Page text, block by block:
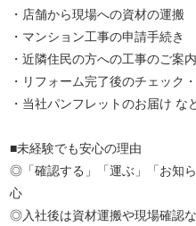
・店舗から現場への資材の運搬
・マンション工事の申請手続き
・近隣住民の方への工事のご案内
・リフォーム完了後のチェック
・当社パンフレットのお届け な
■未経験でも安心の理由
◎「確認する」「運ぶ」「お知
心
◎入社後は資材運搬や現場確認